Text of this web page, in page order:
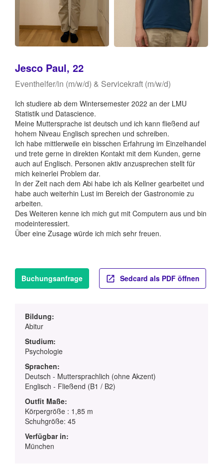
Jesco Paul, 22
Eventhelfer/in (m/w/d) & Servicekraft (m/w/d)
Ich studiere ab dem Wintersemester 2022 an der LMU
Statistik und Datascience.
Meine Muttersprache ist deutsch und ich kann fließend auf
hohem Niveau Englisch sprechen und schreiben.
Ich habe mittlerweile ein bisschen Erfahrung im Einzelhandel
und trete gerne in direkten Kontakt mit dem Kunden, gerne
auch auf Englisch. Personen aktiv anzusprechen stellt für
mich keinerlei Problem dar.
In der Zeit nach dem Abi habe ich als Kellner gearbeitet und
habe auch weiterhin Lust im Bereich der Gastronomie zu
arbeiten.
Des Weiteren kenne ich mich gut mit Computern aus und bin
modeinteressiert.
Über eine Zusage würde ich mich sehr freuen.
Buchungsanfrage Sedcard als PDF öffnen
Bildung:
Abitur
Studium:
Psychologie
Sprachen:
Deutsch - Muttersprachlich (ohne Akzent)
Englisch - Fließend (B1 / B2)
Outfit Maße:
Körpergröße : 1,85 m
Schuhgröße: 45
Verfügbar in:
München